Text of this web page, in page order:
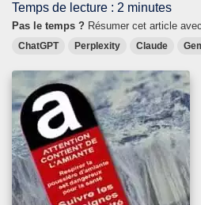
Temps de lecture : 2 minutes
Pas le temps ? Résumer cet article
ChatGPT Perplexity Claude